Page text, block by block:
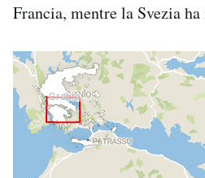
Francia, mentre la Svezia